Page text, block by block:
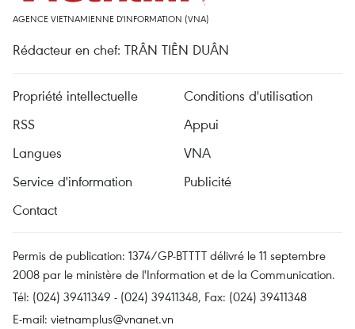
AGENCE VIETNAMIENNE D'INFORMATION (VNA)
Rédacteur en chef: TRÂN TIÊN DUÂN
Propriété intellectuelle
Conditions d'utilisation
RSS
Appui
Langues
VNA
Service d'information
Publicité
Contact
Permis de publication: 1374/GP-BTTTT délivré le 11 septembre
2008 par le ministère de l'Information et de la Communication.
Tél: (024) 39411349 - (024) 39411348, Fax: (024) 39411348
E-mail: vietnamplus@vnanet.vn